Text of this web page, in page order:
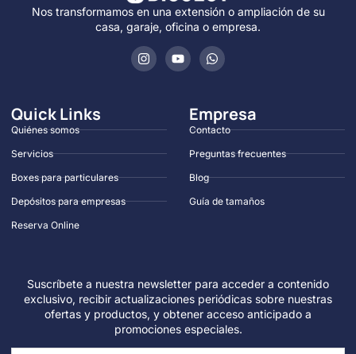
Nos transformamos en una extensión o ampliación de su
casa, garaje, oficina o empresa.
Quick Links
Quiénes somos
Servicios
Boxes para particulares
Depósitos para empresas
Reserva Online
Empresa
Contacto
Preguntas frecuentes
Blog
Guía de tamaños
Suscríbete a nuestra newsletter para acceder a contenido
exclusivo, recibir actualizaciones periódicas sobre nuestras
ofertas y productos, y obtener acceso anticipado a
promociones especiales.